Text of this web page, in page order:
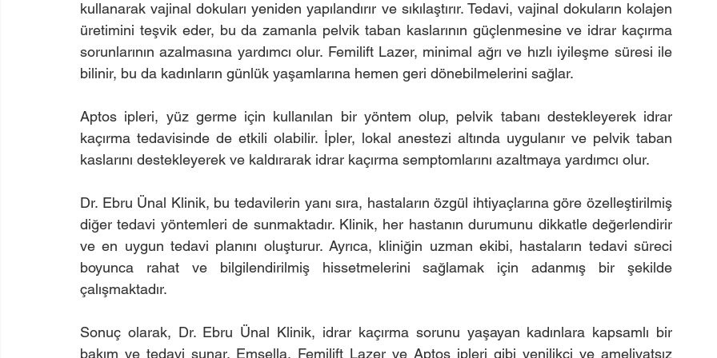
kullanarak vajinal dokuları yeniden yapılandırır ve sıkılaştırır. Tedavi, vajinal dokuların kolajen
üretimini teşvik eder, bu da zamanla pelvik taban kaslarının güçlenmesine ve idrar kaçırma
sorunlarının azalmasına yardımcı olur. Femilift Lazer, minimal ağrı ve hızlı iyileşme süresi ile
bilinir, bu da kadınların günlük yaşamlarına hemen geri dönebilmelerini sağlar.
Aptos ipleri, yüz germe için kullanılan bir yöntem olup, pelvik tabanı destekleyerek idrar
kaçırma tedavisinde de etkili olabilir. İpler, lokal anestezi altında uygulanır ve pelvik taban
kaslarını destekleyerek ve kaldırarak idrar kaçırma semptomlarını azaltmaya yardımcı olur.
Dr. Ebru Ünal Klinik, bu tedavilerin yanı sıra, hastaların özgül ihtiyaçlarına göre özelleştirilmiş
diğer tedavi yöntemleri de sunmaktadır. Klinik, her hastanın durumunu dikkatle değerlendirir
ve en uygun tedavi planını oluşturur. Ayrıca, kliniğin uzman ekibi, hastaların tedavi süreci
boyunca rahat ve bilgilendirilmiş hissetmelerini sağlamak için adanmış bir şekilde
çalışmaktadır.
Sonuç olarak, Dr. Ebru Ünal Klinik, idrar kaçırma sorunu yaşayan kadınlara kapsamlı bir
bakım ve tedavi sunar. Emsella, Femilift Lazer ve Aptos ipleri gibi yenilikçi ve ameliyatsız